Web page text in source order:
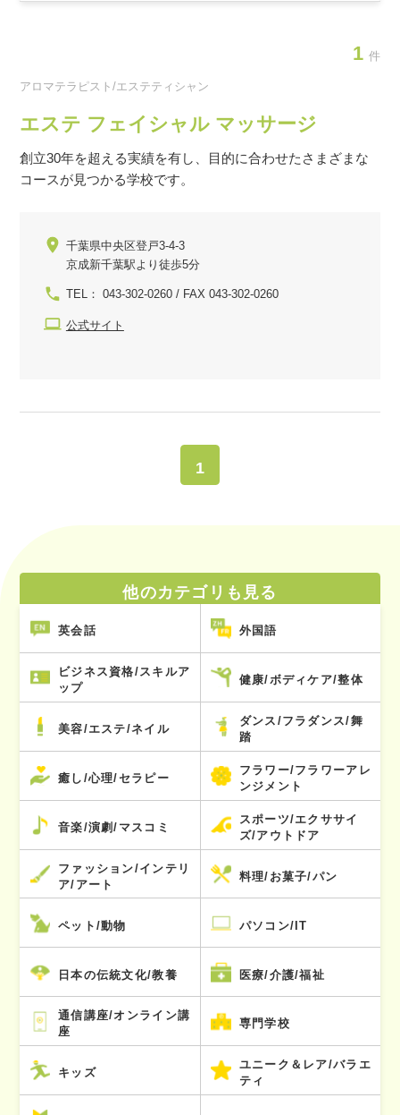
1 件
アロマテラピスト/エステティシャン
エステ フェイシャル マッサージ
創立30年を超える実績を有し、目的に合わせたさまざまな
コースが見つかる学校です。
千葉県中央区登戸3-4-3
京成新千葉駅より徒歩5分
TEL： 043-302-0260 / FAX 043-302-0260
公式サイト
1
他のカテゴリも見る
英会話 外国語
ビジネス資格/スキルア
ップ
健康/ボディケア/整体
美容/エステ/ネイル
ダンス/フラダンス/舞
踏
癒し/心理/セラピー
フラワー/フラワーアレ
ンジメント
音楽/演劇/マスコミ
スポーツ/エクササイ
ズ/アウトドア
ファッション/インテリ
ア/アート
料理/お菓子/パン
ペット/動物 パソコン/IT
日本の伝統文化/教養 医療/介護/福祉
通信講座/オンライン講
座
専門学校
キッズ
ユニーク＆レア/バラエ
ティ